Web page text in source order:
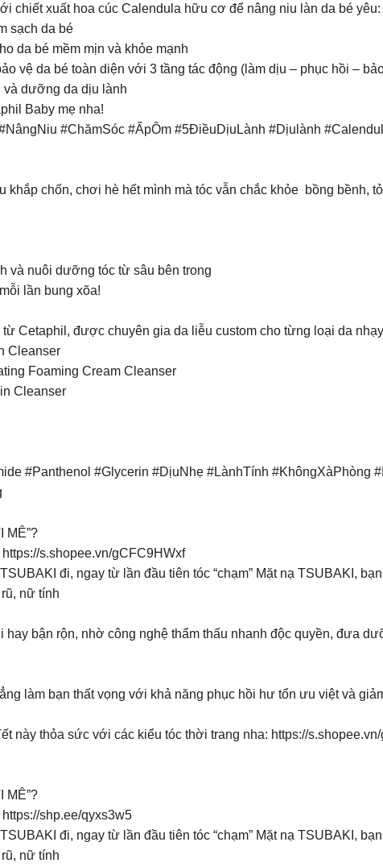
chiết xuất hoa cúc Calendula hữu cơ để nâng niu làn da bé yêu:
sạch da bé
da bé mềm mịn và khỏe mạnh
vệ da bé toàn diện với 3 tầng tác động (làm dịu – phục hồi –
và dưỡng da dịu lành
Baby mẹ nha!
#ChămSóc #ẤpÔm #5ĐiềuDịuLành #Dịulành
chốn, chơi hè hết mình mà tóc vẫn chắc khỏe bồng bềnh,
và nuôi dưỡng tóc từ sâu bên trong​
lần bung xõa!​
Cetaphil, được chuyên gia da liễu custom cho từng loại da
Cleanser
Foaming Cream Cleanser
Cleanser
#Panthenol #Glycerin #DịuNhẹ #LànhTính #KhôngXàPhòng
MÊ”?
s.shopee.vn/gCFC9HWxf
đi, ngay từ lần đầu tiên tóc “chạm” Mặt nạ TSUBAKI,
nữ tính
bận rộn, nhờ công nghệ thẩm thấu nhanh độc quyền, đưa
làm bạn thất vọng với khả năng phục hồi hư tổn ưu việt và
này thỏa sức với các kiểu tóc thời trang nha: https://
MÊ”?
shp.ee/qyxs3w5
đi, ngay từ lần đầu tiên tóc “chạm” Mặt nạ TSUBAKI,
nữ tính